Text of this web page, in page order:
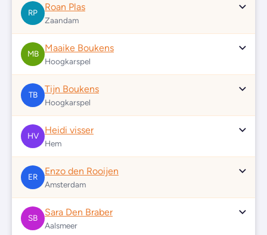
RP
Roan Plas
Zaandam
MB
Maaike Boukens
Hoogkarspel
TB
Tijn Boukens
Hoogkarspel
HV
Heidi visser
Hem
ER
Enzo den Rooijen
Amsterdam
SB
Sara Den Braber
Aalsmeer